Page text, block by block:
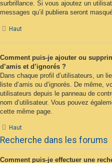
surbrillance. Si vous ajoutez un
messages qu’il publiera seront
Haut
Comment puis-je ajouter ou
d’amis et d’ignorés ?
Dans chaque profil d’utilisateurs, un
liste d’amis ou d’ignorés. De même,
utilisateurs depuis le panneau de
nom d’utilisateur. Vous pouvez
cette même page.
Haut
Recherche dans les forums
Comment puis-je effectuer une